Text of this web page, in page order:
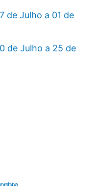
de Julho a 01 de
de Julho a 25 de